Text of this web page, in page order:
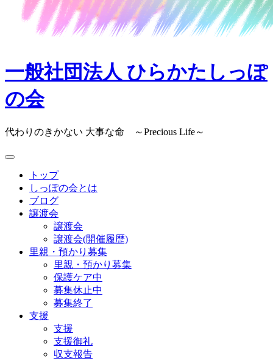
一般社団法人 ひらかたしっぽ
の会
代わりのきかない 大事な命 ～Precious Life～
トップ
しっぽの会とは
ブログ
譲渡会
譲渡会
譲渡会(開催履歴)
里親・預かり募集
里親・預かり募集
保護ケア中
募集休止中
募集終了
支援
支援
支援御礼
収支報告